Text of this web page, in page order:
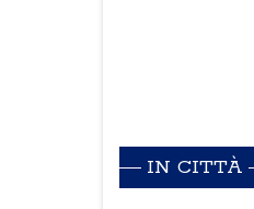
IN CITTÀ